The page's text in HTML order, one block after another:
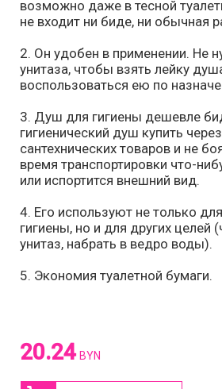
возможно даже в тесной
не входит ни биде, ни обычная
2. Он удобен в применении. Не
унитаза, чтобы взять лейку
воспользоваться ею по
3. Душ для гигиены дешевле
гигиенический душ купить
сантехнических товаров и не
время транспортировки что-
или испортится внешний вид.
4. Его используют не только
гигиены, но и для других
унитаз, набрать в ведро воды).
5. Экономия туалетной бумаги.
20.24 BYN